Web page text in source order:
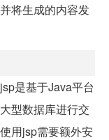
将生成的内容发
是基于Java平台
型数据库进行交
用jsp需要额外安